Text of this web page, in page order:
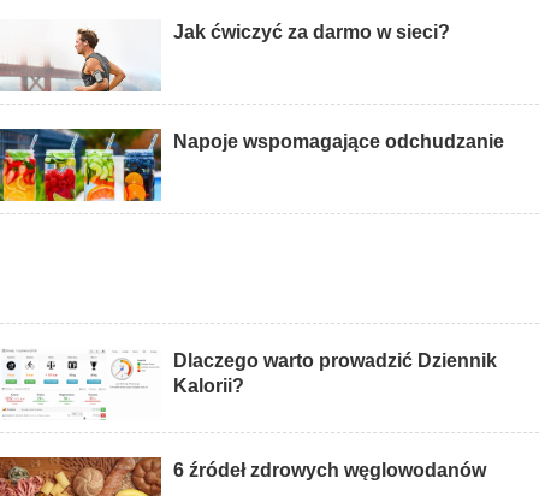
Jak ćwiczyć za darmo w sieci?
Napoje wspomagające odchudzanie
Dlaczego warto prowadzić Dziennik
Kalorii?
6 źródeł zdrowych węglowodanów